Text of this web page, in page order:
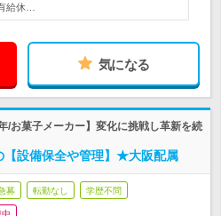
給休…
気になる
/お菓子メーカー】変化に挑戦し革新を続
【設備保全や管理】★大阪配属
募 転勤なし 学歴不問